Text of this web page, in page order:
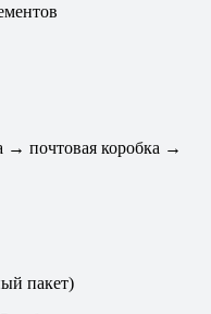
→ почтовая коробка →
пакет)